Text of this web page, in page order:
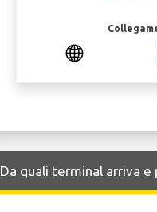
Da quali terminal arriva